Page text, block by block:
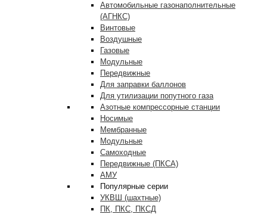
Автомобильные газонаполнительные
(АГНКС)
Винтовые
Воздушные
Газовые
Модульные
Передвижные
Для заправки баллонов
Для утилизации попутного газа
Азотные компрессорные станции
Носимые
Мембранные
Модульные
Самоходные
Передвижные (ПКСА)
АМУ
Популярные серии
УКВШ (шахтные)
ПК, ПКС, ПКСД